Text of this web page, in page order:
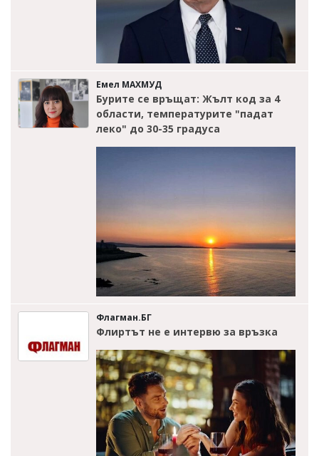
Емел МАХМУД
Бурите се връщат: Жълт код за 4
области, температурите "падат
леко" до 30-35 градуса
Флагман.БГ
Флиртът не е интервю за връзка